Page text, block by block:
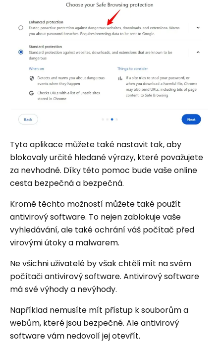
Tyto aplikace můžete také nastavit tak, aby
blokovaly určité hledané výrazy, které považujete
za nevhodné. Díky této pomoc bude vaše online
cesta bezpečná a bezpečná.
Kromě těchto možností můžete také použít
antivirový software. To nejen zablokuje vaše
vyhledávání, ale také ochrání váš počítač před
virovými útoky a malwarem.
Ne všichni uživatelé by však chtěli mít na svém
počítači antivirový software. Antivirový software
má své výhody a nevýhody.
Například nemusíte mít přístup k souborům a
webům, které jsou bezpečné. Ale antivirový
software vám nedovolí jej otevřít.